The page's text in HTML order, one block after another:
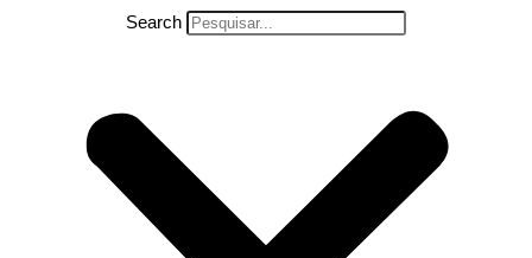
Search